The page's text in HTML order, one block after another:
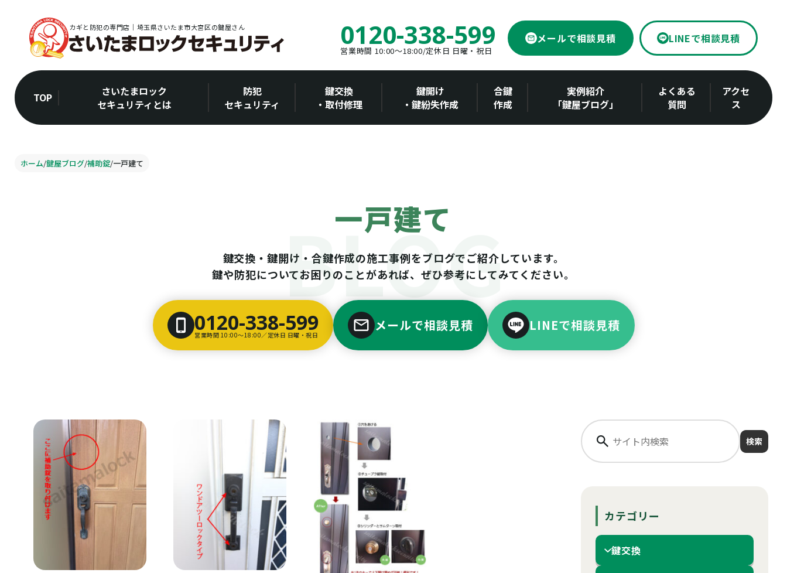
カギと防犯の専門店｜埼玉県さいたま市大宮区の鍵屋さん 0120-338-599
営業時間 10:00～18:00/定休日 日曜・祝日
メールで相談見積 LINEで相談見積
TOP
さいたまロック
セキュリティとは
防犯
セキュリティ
鍵交換
・取付修理
鍵開け
・鍵紛失作成
合鍵
作成
実例紹介
「鍵屋ブログ」
よくある
質問
アクセ
ス
ホーム/鍵屋ブログ/補助錠/一戸建て
一戸建て
鍵交換・鍵開け・合鍵作成の施工事例をブログでご紹介しています。
鍵や防犯についてお困りのことがあれば、ぜひ参考にしてみてください。
0120-338-599
営業時間 10:00〜18:00／定休日 日曜・祝日
メールで相談見積 LINEで相談見積
検索
カテゴリー
鍵交換